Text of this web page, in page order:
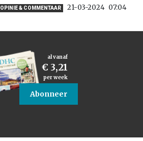
OPINIE & COMMENTAAR 21-03-2024 07:04
al vanaf
€ 3,21
per week
Abonneer